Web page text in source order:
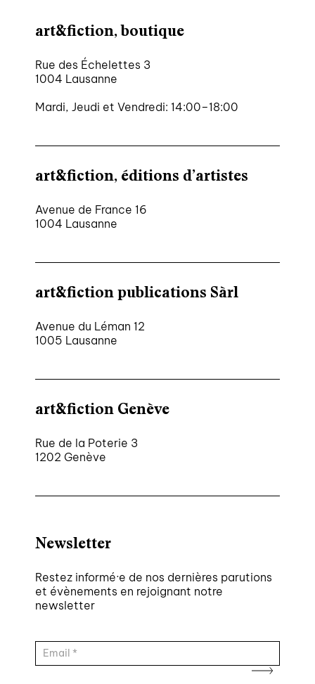
art&fiction, boutique
Rue des Échelettes 3
1004 Lausanne
Mardi, Jeudi et Vendredi: 14:00–18:00
art&fiction, éditions d’artistes
Avenue de France 16
1004 Lausanne
art&fiction publications Sàrl
Avenue du Léman 12
1005 Lausanne
art&fiction Genève
Rue de la Poterie 3
1202 Genève
Newsletter
Restez informé·e de nos dernières parutions
et évènements en rejoignant notre
newsletter